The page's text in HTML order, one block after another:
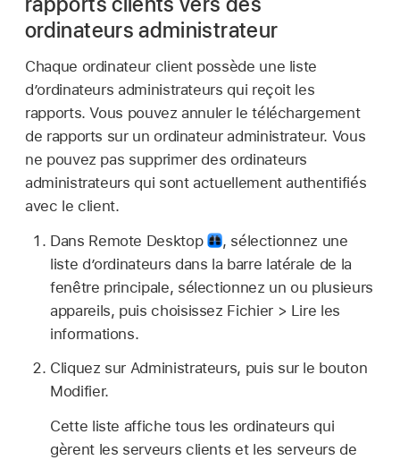
ordinateurs administrateur
Chaque ordinateur client possède une liste
d’ordinateurs administrateurs qui reçoit les
rapports. Vous pouvez annuler le téléchargement
de rapports sur un ordinateur administrateur. Vous
ne pouvez pas supprimer des ordinateurs
administrateurs qui sont actuellement authentifiés
avec le client.
Dans Remote Desktop
, sélectionnez une
liste d’ordinateurs dans la barre latérale de la
fenêtre principale, sélectionnez un ou plusieurs
appareils, puis choisissez Fichier > Lire les
informations.
Cliquez sur Administrateurs, puis sur le bouton
Modifier.
Cette liste affiche tous les ordinateurs qui
gèrent les serveurs clients et les serveurs de